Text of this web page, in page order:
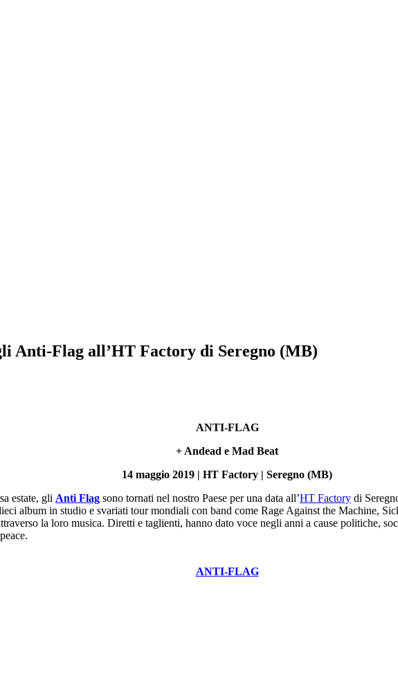
Anti-Flag all’HT Factory di Seregno (MB)
ANTI-FLAG
+ Andead e Mad Beat
14 maggio 2019 | HT Factory | Seregno (MB)
estate, gli Anti Flag sono tornati nel nostro Paese per una data all’HT Factory di
album in studio e svariati tour mondiali con band come Rage Against the Machine,
la loro musica. Diretti e taglienti, hanno dato voce negli anni a cause politiche,
ANTI-FLAG